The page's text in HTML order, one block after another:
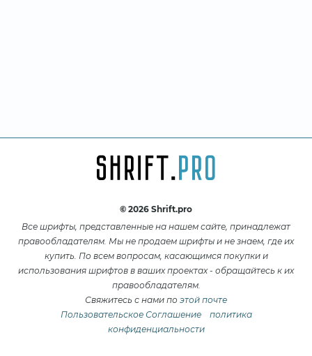
© 2026 Shrift.pro
Все шрифты, представленные на нашем сайте, принадлежат
правообладателям. Мы не продаем шрифты и не знаем, где их
купить. По всем вопросам, касающимся покупки и
использования шрифтов в ваших проектах - обращайтесь к их
правообладателям.
Свяжитесь с нами по этой почте
Пользовательское Соглашение
политика
конфиденциальности